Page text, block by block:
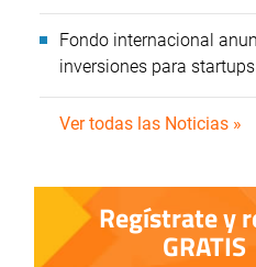
Fondo internacional
inversiones para
Ver todas las Noticias »
Regístrate y
GRATIS